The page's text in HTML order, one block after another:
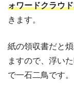
ォワードクラウ
きます。
紙の領収書だと
ますので、浮い
で一石二鳥です。